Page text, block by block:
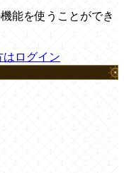
能を使うことができ
はログイン